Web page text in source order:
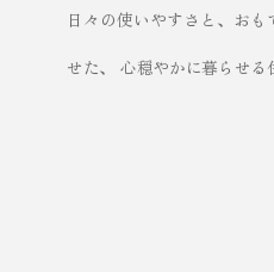
日々の使いやすさと、お
せた、
心穏やかに暮らせる